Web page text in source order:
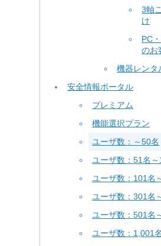
3軸
け
PC
のお
機器レンタ
安全情報ポータル
プレミアム
機能選択プラン
ユーザ数：～50名
ユーザ数：51名～
ユーザ数：101名
ユーザ数：301名
ユーザ数：501名
ユーザ数：1,001